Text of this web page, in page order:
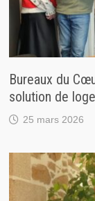
Bureaux du
solution de
25 mars 2026